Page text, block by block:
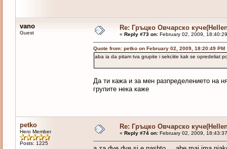
vano
Guest
Re: Гръцко Овчарско
« Reply #73 on:February 02, 2009,
Quote from: petko on February 02, 2009, 18:20:49 PM
aba ia da pitam tva grupite i sekciite kak se opredeliat
Да ти кажа и за мен разпределението на
групите нека каже
petko
Hero Member
Posts: 1225
Re: Гръцко Овчарско
« Reply #74 on:February 02, 2009,